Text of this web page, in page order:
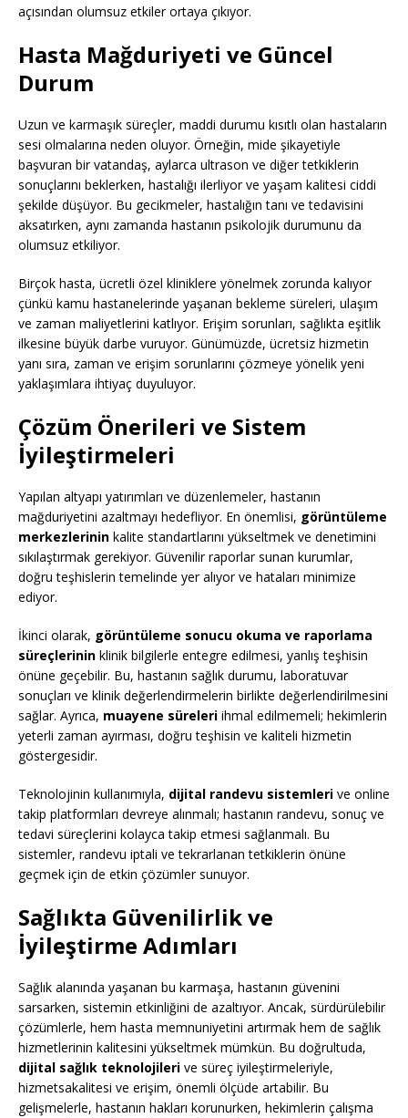
açısından olumsuz etkiler ortaya çıkıyor.
Hasta Mağduriyeti ve Güncel
Durum
Uzun ve karmaşık süreçler, maddi durumu kısıtlı olan hastaların
sesi olmalarına neden oluyor. Örneğin, mide şikayetiyle
başvuran bir vatandaş, aylarca ultrason ve diğer tetkiklerin
sonuçlarını beklerken, hastalığı ilerliyor ve yaşam kalitesi ciddi
şekilde düşüyor. Bu gecikmeler, hastalığın tanı ve tedavisini
aksatırken, aynı zamanda hastanın psikolojik durumunu da
olumsuz etkiliyor.
Birçok hasta, ücretli özel kliniklere yönelmek zorunda kalıyor
çünkü kamu hastanelerinde yaşanan bekleme süreleri, ulaşım
ve zaman maliyetlerini katlıyor. Erişim sorunları, sağlıkta eşitlik
ilkesine büyük darbe vuruyor. Günümüzde, ücretsiz hizmetin
yanı sıra, zaman ve erişim sorunlarını çözmeye yönelik yeni
yaklaşımlara ihtiyaç duyuluyor.
Çözüm Önerileri ve Sistem
İyileştirmeleri
Yapılan altyapı yatırımları ve düzenlemeler, hastanın
mağduriyetini azaltmayı hedefliyor. En önemlisi, görüntüleme
merkezlerinin kalite standartlarını yükseltmek ve denetimini
sıkılaştırmak gerekiyor. Güvenilir raporlar sunan kurumlar,
doğru teşhislerin temelinde yer alıyor ve hataları minimize
ediyor.
İkinci olarak, görüntüleme sonucu okuma ve raporlama
süreçlerinin klinik bilgilerle entegre edilmesi, yanlış teşhisin
önüne geçebilir. Bu, hastanın sağlık durumu, laboratuvar
sonuçları ve klinik değerlendirmelerin birlikte değerlendirilmesini
sağlar. Ayrıca, muayene süreleri ihmal edilmemeli; hekimlerin
yeterli zaman ayırması, doğru teşhisin ve kaliteli hizmetin
göstergesidir.
Teknolojinin kullanımıyla, dijital randevu sistemleri ve online
takip platformları devreye alınmalı; hastanın randevu, sonuç ve
tedavi süreçlerini kolayca takip etmesi sağlanmalı. Bu
sistemler, randevu iptali ve tekrarlanan tetkiklerin önüne
geçmek için de etkin çözümler sunuyor.
Sağlıkta Güvenilirlik ve
İyileştirme Adımları
Sağlık alanında yaşanan bu karmaşa, hastanın güvenini
sarsarken, sistemin etkinliğini de azaltıyor. Ancak, sürdürülebilir
çözümlerle, hem hasta memnuniyetini artırmak hem de sağlık
hizmetlerinin kalitesini yükseltmek mümkün. Bu doğrultuda,
dijital sağlık teknolojileri ve süreç iyileştirmeleriyle,
hizmetsakalitesi ve erişim, önemli ölçüde artabilir. Bu
gelişmelerle, hastanın hakları korunurken, hekimlerin çalışma